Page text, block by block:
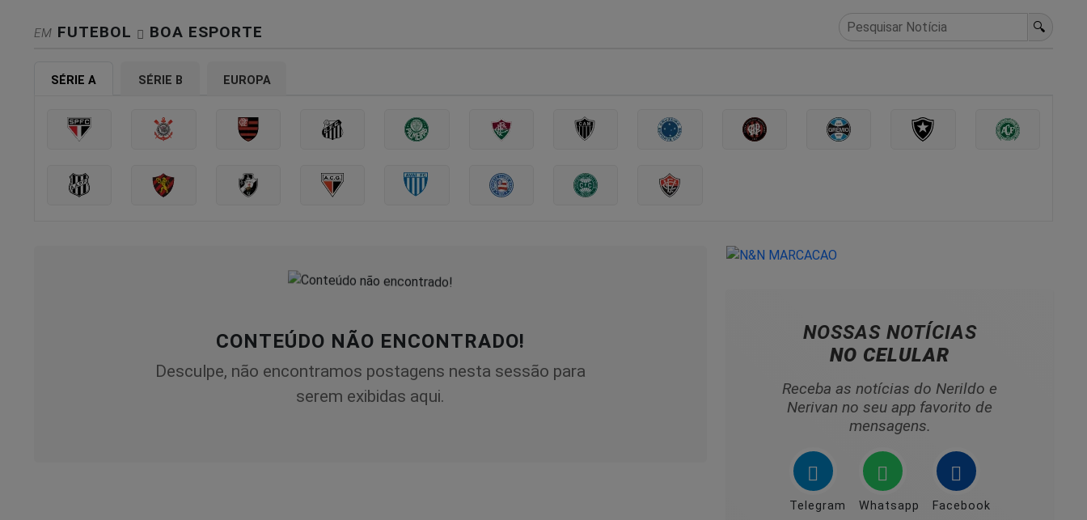
EM FUTEBOL BOA ESPORTE 🔍
SÉRIE A SÉRIE B EUROPA
CONTEÚDO NÃO ENCONTRADO!
Desculpe, não encontramos postagens nesta sessão para
serem exibidas aqui.
NOSSAS NOTÍCIAS
NO CELULAR
Receba as notícias do Nerildo e
Nerivan no seu app favorito de
mensagens.
Telegram Whatsapp Facebook